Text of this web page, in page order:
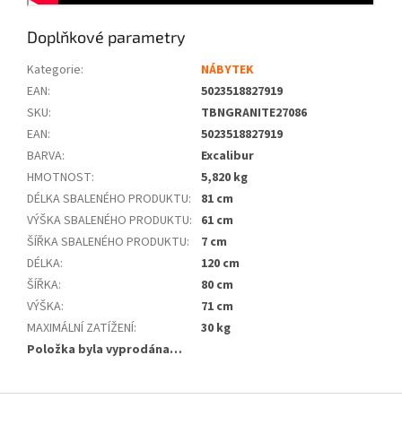
Doplňkové parametry
Kategorie:
NÁBYTEK
EAN:
5023518827919
SKU:
TBNGRANITE27086
EAN:
5023518827919
BARVA:
Excalibur
HMOTNOST:
5,820 kg
DÉLKA SBALENÉHO PRODUKTU:
81 cm
VÝŠKA SBALENÉHO PRODUKTU: 61 cm
ŠÍŘKA SBALENÉHO PRODUKTU:
7 cm
DÉLKA:
120 cm
ŠÍŘKA:
80 cm
VÝŠKA:
71 cm
MAXIMÁLNÍ ZATÍŽENÍ:
30 kg
Položka byla vyprodána…